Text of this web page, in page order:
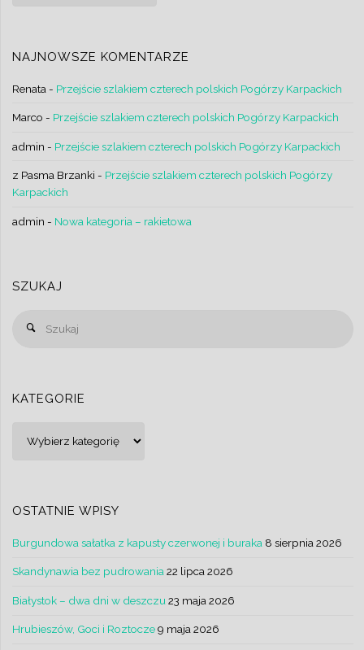
NAJNOWSZE KOMENTARZE
Renata - Przejście szlakiem czterech polskich Pogórzy Karpackich
Marco - Przejście szlakiem czterech polskich Pogórzy Karpackich
admin - Przejście szlakiem czterech polskich Pogórzy Karpackich
z Pasma Brzanki - Przejście szlakiem czterech polskich Pogórzy
Karpackich
admin - Nowa kategoria – rakietowa
SZUKAJ
Szukaj
KATEGORIE
OSTATNIE WPISY
Burgundowa sałatka z kapusty czerwonej i buraka 8 sierpnia 2026
Skandynawia bez pudrowania 22 lipca 2026
Białystok – dwa dni w deszczu 23 maja 2026
Hrubieszów, Goci i Roztocze 9 maja 2026